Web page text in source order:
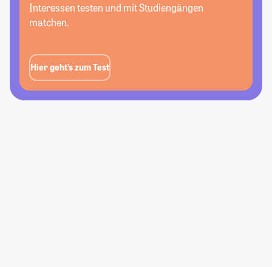
Interessen testen und mit Studiengängen
matchen.
Hier geht’s zum Test